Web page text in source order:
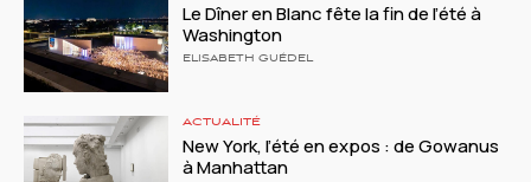
Le Dîner en Blanc fête la fin de l’été à
Washington
ELISABETH GUÉDEL
ACTUALITÉ
New York, l’été en expos : de Gowanus
à Manhattan